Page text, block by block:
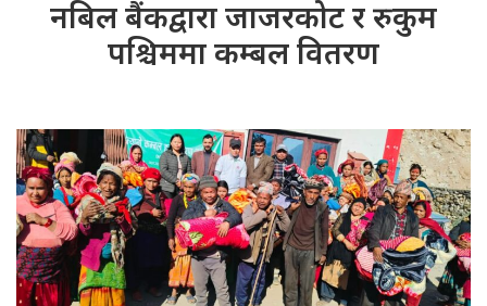
नबिल बैंकद्वारा जाजरकोट र रुकुम
पश्चिममा कम्बल वितरण